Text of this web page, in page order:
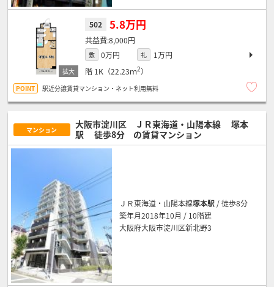
502 5.8万円
8,000円
敷 0万円 礼
1万円
階 1K（22.23ｍ2）
駅近分譲賃貸マンション・ネット利用無料
マンション 大阪市淀川区 ＪＲ東海道・山陽本線
塚本
駅
徒歩8分 の賃貸マンション
ＪＲ東海道・山陽本線塚本駅 / 徒歩8分
築年月2018年10月 / 10階建
大阪府大阪市淀川区新北野3